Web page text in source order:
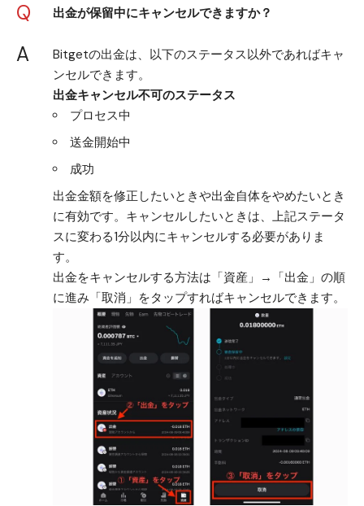
Q 出金が保留中にキャンセルできますか？
A
Bitgetの出金は、以下のステータス以外であればキャ
ンセルできます。
出金キャンセル不可のステータス
プロセス中
送金開始中
成功
出金金額を修正したいときや出金自体をやめたいとき
に有効です。キャンセルしたいときは、上記ステータ
スに変わる1分以内にキャンセルする必要がありま
す。
出金をキャンセルする方法は「資産」→「出金」の順
に進み「取消」をタップすればキャンセルできます。